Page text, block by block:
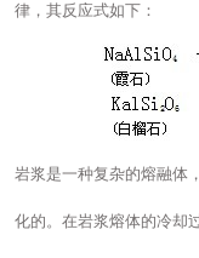
律，其反应式如下：
岩浆是一种复杂的熔融体
化的。在岩浆熔体的冷却